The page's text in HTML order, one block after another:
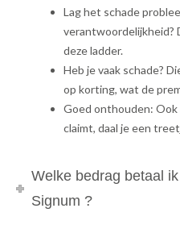
Lag het schade
verantwoordelijkheid?
deze ladder.
Heb je vaak schade?
op korting, wat de
Goed onthouden: Ook
claimt, daal je een
Welke bedrag betaal
Signum ?